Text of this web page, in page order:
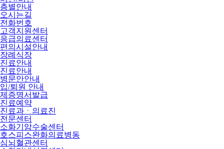
층별안내
오시는길
전화번호
고객지원센터
응급의료센터
편의시설안내
장례식장
진료안내
진료안내
병문안안내
입/퇴원 안내
제증명서발급
진료예약
진료과ㆍ의료진
전문센터
소화기암수술센터
호스피스완화의료병동
심뇌혈관센터